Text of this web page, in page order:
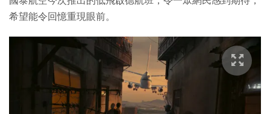
希望能令回憶重現眼前。